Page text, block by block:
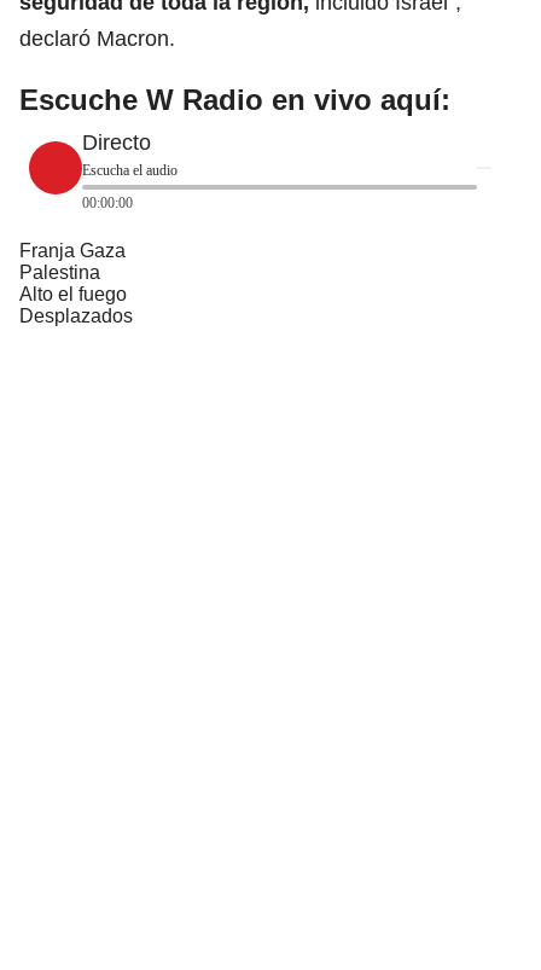
declaró Macron.
Escuche W Radio en vivo aquí:
Directo
Escucha el audio
00:00:00
Franja Gaza
Palestina
Alto el fuego
Desplazados